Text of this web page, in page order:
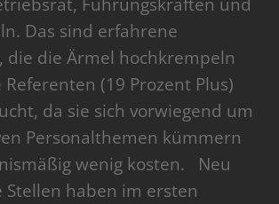
Führungskräften und
Das sind erfahrene
die die Ärmel hochkrempeln
(19 Prozent Plus)
da sie sich vorwiegend um
Personalthemen kümmern
wenig kosten. Neu
Stellen haben im ersten